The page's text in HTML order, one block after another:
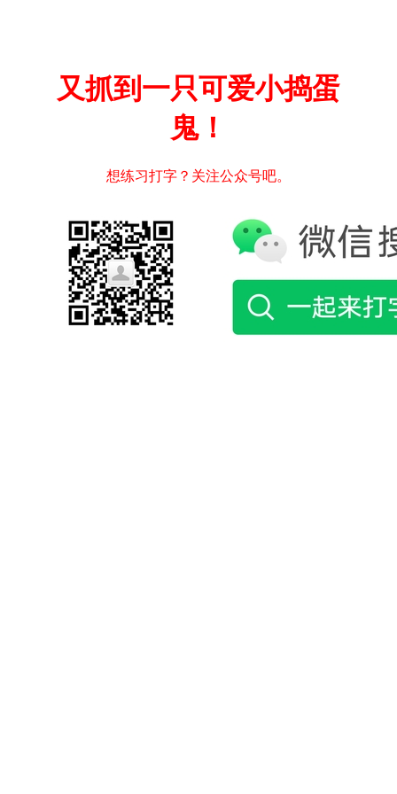
又抓到一只可爱小捣蛋
鬼！
想练习打字？关注公众号吧。